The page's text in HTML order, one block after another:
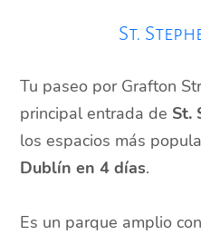
St.
Tu paseo por Grafton
principal entrada de St.
los espacios más
Dublín en 4 días.
Es un parque amplio